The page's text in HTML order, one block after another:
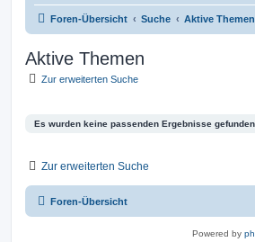
Foren-Übersicht Suche Aktive Themen
Aktive Themen
Zur erweiterten Suche
Es wurden keine passenden Ergebnisse gefunden.
Zur erweiterten Suche
Foren-Übersicht
Powered by